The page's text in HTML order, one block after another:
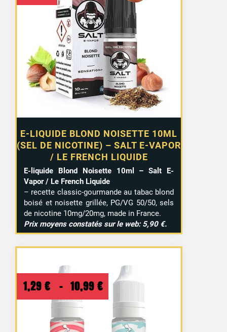
E-LIQUIDE BLOND NOISETTE 10ML
(SEL DE NICOTINE) – SALT E-VAPOR
/ LE FRENCH LIQUIDE
E-liquide Blond Noisette 10ml – Salt E-
Vapor / Le French Liquide
– recette classic-gourmande au tabac blond
boisé et noisette grillée, PG/VG 50/50, sels
de nicotine 10mg/20mg, made in France.
Prix moyens constatés sur le web: 5,90 €.
1,29 € – 10,99 €
Plage
de
prix :